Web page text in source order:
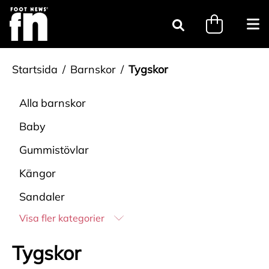
Sök
Startsida Barnskor Tygskor
Alla barnskor
Baby
Gummistövlar
Kängor
Sandaler
Visa fler kategorier
Tygskor